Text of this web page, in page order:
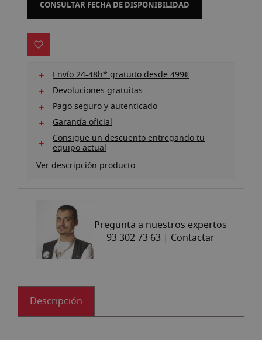
imágenes
CONSULTAR FECHA DE DISPONIBILIDAD
Envío 24-48h* gratuito desde 499€
Devoluciones gratuitas
Pago seguro y autenticado
Garantía oficial
Consigue un descuento entregando tu
equipo actual
Ver descripción producto
Pregunta a nuestros expertos
93 302 73 63 | Contactar
Descripción